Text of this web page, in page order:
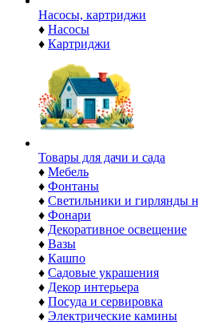
Насосы, картриджи
♦ Насосы
♦ Картриджи
Товары для дачи и сада
♦ Мебель
♦ Фонтаны
♦ Светильники и гирлянды
♦ Фонари
♦ Декоративное освещение
♦ Вазы
♦ Кашпо
♦ Садовые украшения
♦ Декор интерьера
♦ Посуда и сервировка
♦ Электрические камины